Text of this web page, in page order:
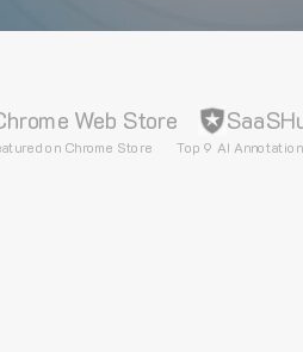
Web Store
on Chrome Store Top 9 AI